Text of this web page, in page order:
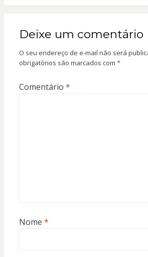
Deixe um comentário
O seu endereço de e-mail não será
obrigatórios são marcados com *
Comentário *
Nome *